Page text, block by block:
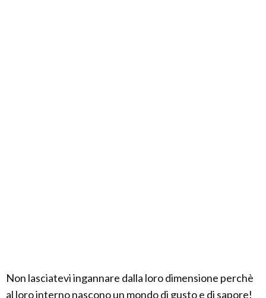
Non lasciatevi ingannare dalla loro dimensione perchè
al loro interno nascono un mondo di gusto e di sapore!